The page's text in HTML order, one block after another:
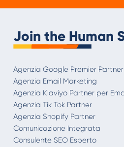
Join the Human
Agenzia Google Premier Partner
Agenzia Email Marketing
Agenzia Klaviyo Partner per
Agenzia Tik Tok Partner
Agenzia Shopify Partner
Comunicazione Integrata
Consulente SEO Esperto